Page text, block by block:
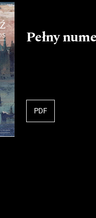
Pełny
PDF